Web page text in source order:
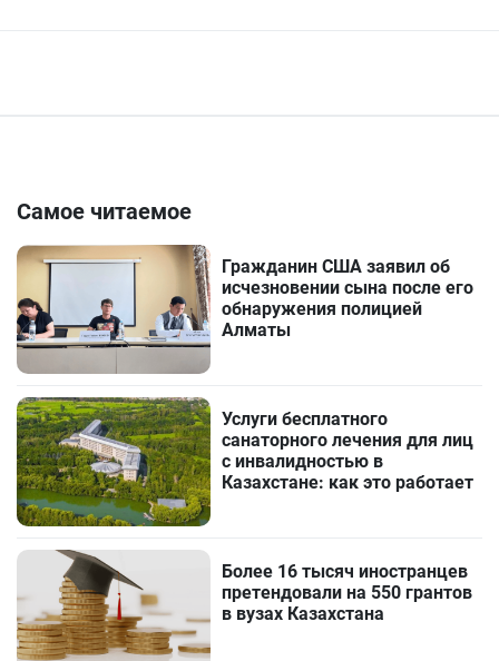
Самое читаемое
Гражданин США заявил об
исчезновении сына после его
обнаружения полицией
Алматы
Услуги бесплатного
санаторного лечения для лиц
с инвалидностью в
Казахстане: как это работает
Более 16 тысяч иностранцев
претендовали на 550 грантов
в вузах Казахстана